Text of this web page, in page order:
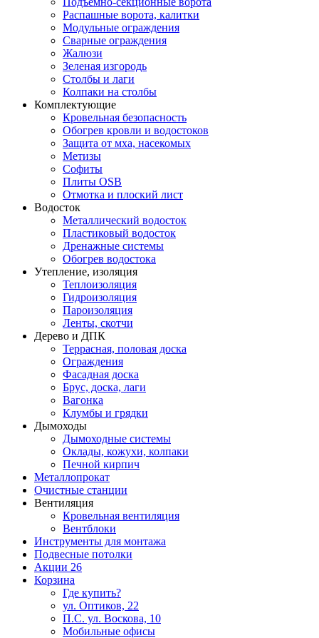
Распашные ворота, калитки
Модульные ограждения
Сварные ограждения
Жалюзи
Зеленая изгородь
Столбы и лаги
Колпаки на столбы
Комплектующие
Кровельная безопасность
Обогрев кровли и водостоков
Защита от мха, насекомых
Метизы
Софиты
Плиты OSB
Отмотка и плоский лист
Водосток
Металлический водосток
Пластиковый водосток
Дренажные системы
Обогрев водостока
Утепление, изоляция
Теплоизоляция
Гидроизоляция
Пароизоляция
Ленты, скотчи
Дерево и ДПК
Террасная, половая доска
Ограждения
Фасадная доска
Брус, доска, лаги
Вагонка
Клумбы и грядки
Дымоходы
Дымоходные системы
Оклады, кожухи, колпаки
Печной кирпич
Металлопрокат
Очистные станции
Вентиляция
Кровельная вентиляция
Вентблоки
Инструменты для монтажа
Подвесные потолки
Акции 26
Корзина
Где купить?
ул. Оптиков, 22
П.С. ул. Воскова, 10
Мобильные офисы